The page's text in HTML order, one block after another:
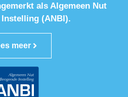
als Algemeen Nut
Instelling (ANBI).
meer